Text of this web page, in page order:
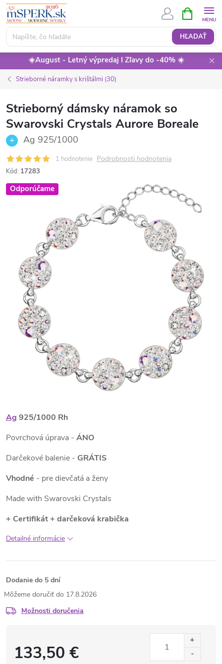
Prejsť
obsah
HĽADAŤ
KOŠÍK
☀️August - Letný výpredaj I Zľavy do -40% ☀️
Strieborné náramky s krištálmi (30)
Strieborný dámsky náramok so
Swarovski Crystals Aurore Boreale
Ag 925/1000
1 hodnotenie Podrobnosti hodnotenia
Kód: 17283
Odporúčame
Ag 925/1000 Rh
Povrchová úprava - ÁNO
Darčekové balenie - GRÁTIS
Vhodné - pre dievčatá a ženy
Made with Swarovski Crystals
+ Certifikát + darčeková krabička
Detailné informácie
Dodanie do 5 dní
17.8.2026
Možnosti doručenia
133,50 €